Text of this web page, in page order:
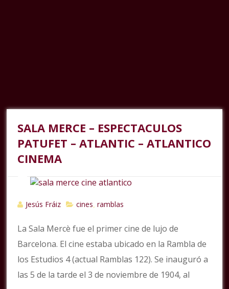
SALA MERCE – ESPECTACULOS
PATUFET – ATLANTIC – ATLANTICO
CINEMA
Jesús Fráiz cines ,ramblas
La Sala Mercè fue el primer cine de lujo de
Barcelona. El cine estaba ubicado en la Rambla de
los Estudios 4 (actual Ramblas 122). Se inauguró a
las 5 de la tarde el 3 de noviembre de 1904, al